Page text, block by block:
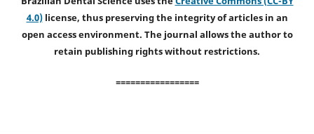
4.0)license, thus preserving the integrity of articles in an
open access environment. The journal allows the author to
retain publishing rights without restrictions.
=================